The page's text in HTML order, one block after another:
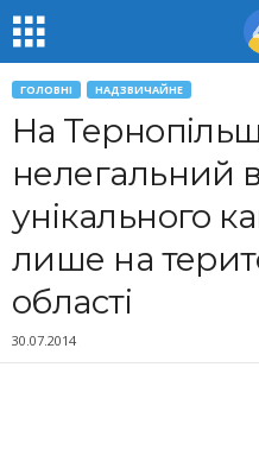
ГОЛОВНІ НАДЗВИЧАЙНЕ
На
нелегальний
унікального
лише на
області
30.07.2014